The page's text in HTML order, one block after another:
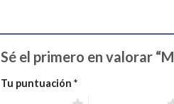
Sé el primero en valorar
Tu puntuación *